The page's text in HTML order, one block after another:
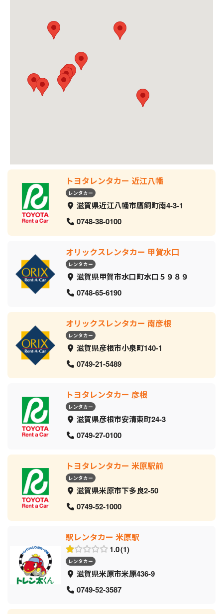
トヨタレンタカー 近江八幡
レンタカー
滋賀県近江八幡市鷹飼町南4-3-1
0748-38-0100
オリックスレンタカー 甲賀水口
レンタカー
滋賀県甲賀市水口町水口５９８９
0748-65-6190
オリックスレンタカー 南彦根
レンタカー
滋賀県彦根市小泉町140-1
0749-21-5489
トヨタレンタカー 彦根
レンタカー
滋賀県彦根市安清東町24-3
0749-27-0100
トヨタレンタカー 米原駅前
レンタカー
滋賀県米原市下多良2-50
0749-52-1000
駅レンタカー 米原駅
1.0 1
レンタカー
滋賀県米原市米原436-9
0749-52-3587